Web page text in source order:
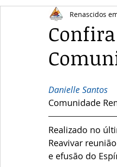
Pentecostes Galeria
Renascidos
Danielle Santos
Comunidade
Realizado no
Reavivar
e efusão do